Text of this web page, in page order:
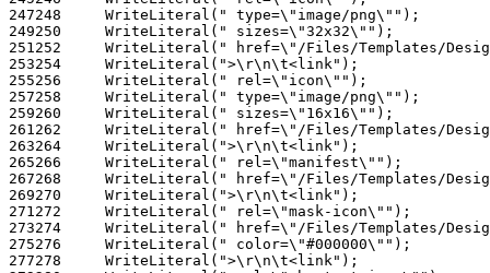
247248
249250
251252
253254
255256
257258
259260
261262
263264
265266
267268
269270
271272
273274
275276
277278